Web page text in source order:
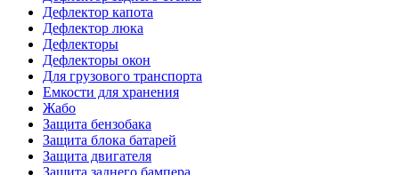
Дефлектор капота
Дефлектор люка
Дефлекторы
Дефлекторы окон
Для грузового транспорта
Емкости для хранения
Жабо
Защита бензобака
Защита блока батарей
Защита двигателя
Защита заднего бампера